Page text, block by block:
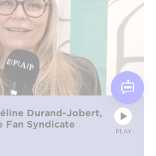
PLAY
Durand-Jobert,
Fan Syndicate